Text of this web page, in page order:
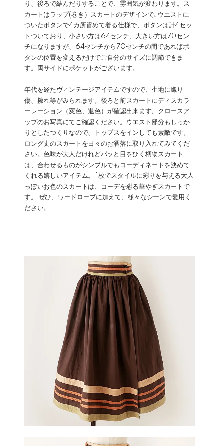
り、後ろで結んだりすることで、雰囲気が変わります。ス
カートはラップ(巻き）スカートのデザインで､ウエストに
ついたボタンで4カ所留めて着る仕様で、ボタンは計4セッ
トついており、小さい方は64センチ、大きい方は70セン
チになりますが、64センチから70センチの間であればボ
タンの位置を変えるだけでご自分のサイズに調節できま
す。両サイドにポケットがございます。
年代を経たヴィンテージアイテムですので、生地に織り
傷、擦れ等がみられます。後ろと前スカートにディスカラ
ーレーション（変色、退色）が確認出来ます。クロースア
ップのお写真にてご確認ください。ウエスト部分もしっか
りとしたつくりなので、トップスをインしても素敵です。
ロング丈のスカートを日々のお洒落に取り入れてみてくだ
さい。色味が大人だけれどパッと目をひく柄物スカート
は、合わせるものがシンプルでもコーディネートを決めて
くれる嬉しいアイテム。 1枚でスタイルに彩りを与える大人
っぽいお色のスカートは、コーデを彩る華やぎスカートで
す。 ぜひ、ワードローブに加えて、様々なシーンで愛用く
ださい。